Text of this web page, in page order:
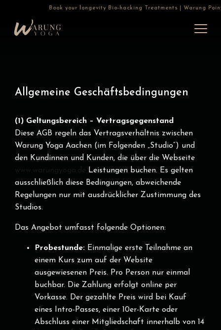
Book your longevity Bio-hacking Treatments | Warung Points:
Allgemeine Geschäftsbedingungen
(1) Geltungsbereich – Vertragsgegenstand
Diese AGB regeln das Vertragsverhältnis zwischen
Warung Yoga Aachen (im Folgenden „Studio“) und
den Kundinnen und Kunden, die über die Webseite
Leistungen buchen. Es gelten
ausschließlich diese Bedingungen, abweichende
Regelungen nur mit ausdrücklicher Zustimmung des
Studios.
Das Angebot umfasst folgende Optionen:
Probestunde: Einmalige erste Teilnahme an
einem Kurs zum auf der Website
ausgewiesenen Preis. Pro Person nur einmal
buchbar. Die Zahlung erfolgt online per
Vorkasse. Der gezahlte Preis wird bei Kauf
eines Intro-Passes, einer 10er-Karte oder
Abschluss einer Mitgliedschaft innerhalb von 14